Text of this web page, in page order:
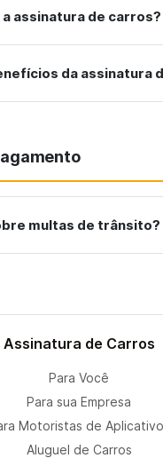
assinatura de carros?
da assinatura
multas de trânsito?
Assinatura de Carros
Para Você
Para sua Empresa
Motoristas de
Aluguel de Carros